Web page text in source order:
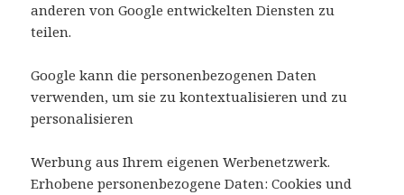
anderen von Google entwickelten Diensten zu
teilen.
Google kann die personenbezogenen Daten
verwenden, um sie zu kontextualisieren und zu
personalisieren
Werbung aus Ihrem eigenen Werbenetzwerk.
Erhobene personenbezogene Daten: Cookies und